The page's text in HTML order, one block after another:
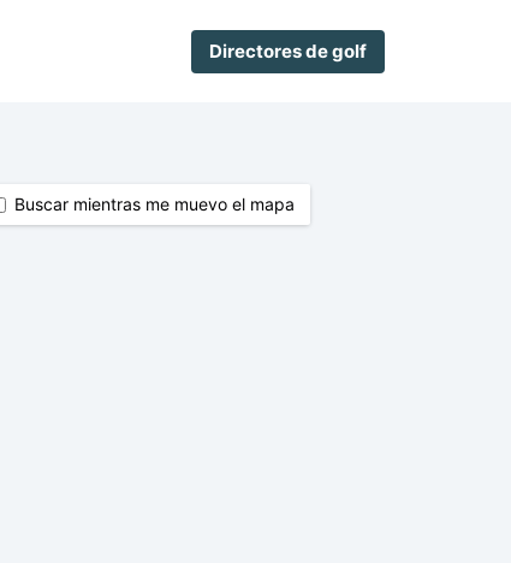
Directores de golf
Buscar mientras me muevo el mapa